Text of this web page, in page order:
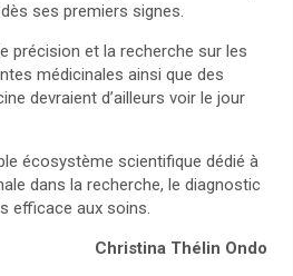
ses premiers signes.
précision et la recherche sur les
médicinales ainsi que des
devraient d’ailleurs voir le jour
écosystème scientifique dédié à
dans la recherche, le diagnostic
efficace aux soins.
Christina Thélin Ondo